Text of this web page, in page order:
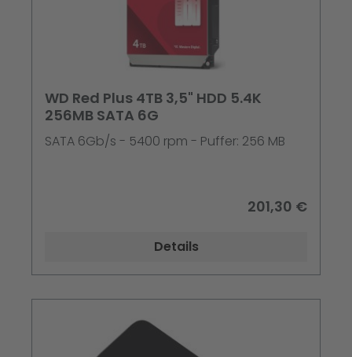
WD Red Plus 4TB 3,5" HDD 5.4K
256MB SATA 6G
SATA 6Gb/s - 5400 rpm - Puffer: 256 MB
201,30 €
Details